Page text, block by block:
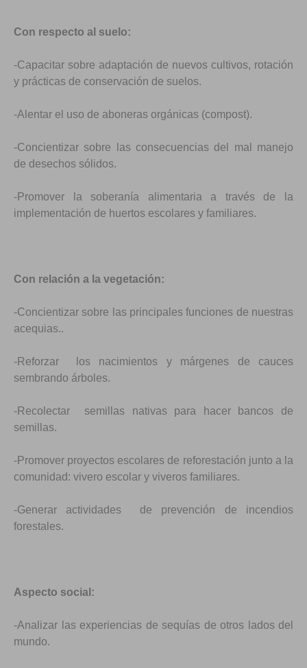
Con respecto al suelo:
-Capacitar sobre adaptación de nuevos cultivos, rotación
y prácticas de conservación de suelos.
-Alentar el uso de aboneras orgánicas (compost).
-Concientizar sobre las consecuencias del mal manejo
de desechos sólidos.
-Promover la soberanía alimentaria a través de la
implementación de huertos escolares y familiares.
Con relación a la vegetación:
-Concientizar sobre las principales funciones de nuestras
acequias..
-Reforzar los nacimientos y márgenes de cauces
sembrando árboles.
-Recolectar semillas nativas para hacer bancos de
semillas.
-Promover proyectos escolares de reforestación junto a la
comunidad: vivero escolar y viveros familiares.
-Generar actividades de prevención de incendios
forestales.
Aspecto social:
-Analizar las experiencias de sequías de otros lados del
mundo.